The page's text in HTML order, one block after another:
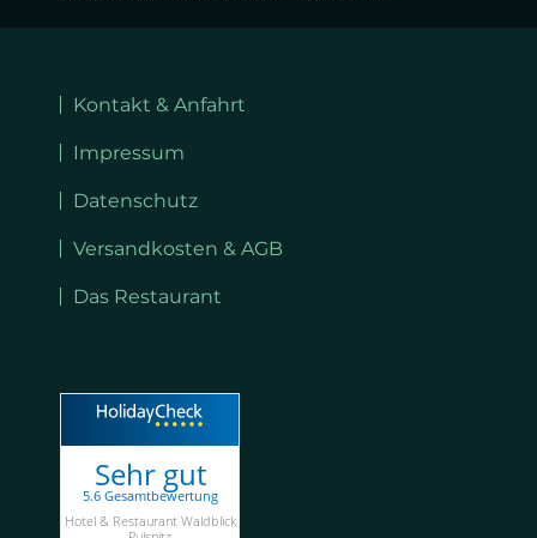
überspringen
Kontakt & Anfahrt
Impressum
Datenschutz
Versandkosten & AGB
Das Restaurant
Sehr gut
5.6 Gesamtbewertung
Hotel & Restaurant Waldblick